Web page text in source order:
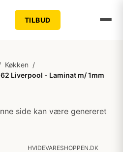
TILBUD
Køkken /
Liverpool - Laminat m/ 1mm
side kan være genereret
HVIDEVARESHOPPEN.DK